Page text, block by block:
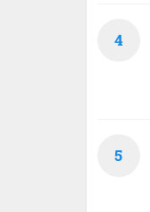
4
5